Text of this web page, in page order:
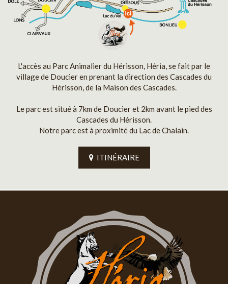
L'accès au Parc Animalier du Hérisson, Héria, se fait par le
village de Doucier en prenant la direction des Cascades du
Hérisson, de la Maison des Cascades.
Le parc est situé à 7km de Doucier et 2km avant le pied des
Cascades du Hérisson.
Notre parc est à proximité du Lac de Chalain.
ITINÉRAIRE